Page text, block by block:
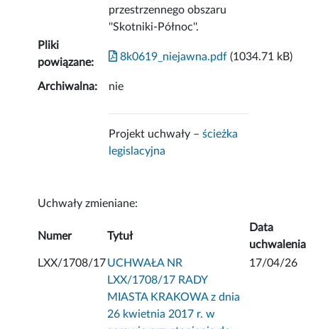
przestrzennego obszaru
''Skotniki-Północ''.
Pliki
powiązane:
8k0619_niejawna.pdf (1034.71 kB)
Archiwalna: nie
Projekt uchwały –ścieżka
legislacyjna
Uchwały zmieniane:
Numer Tytuł
Data
uchwalenia
LXX/1708/17UCHWAŁA NR
LXX/1708/17 RADY
MIASTA KRAKOWA z dnia
26 kwietnia 2017 r. w
17/04/26